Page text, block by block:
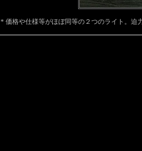
* 価格や仕様等がほぼ同等の２つのライト。迫